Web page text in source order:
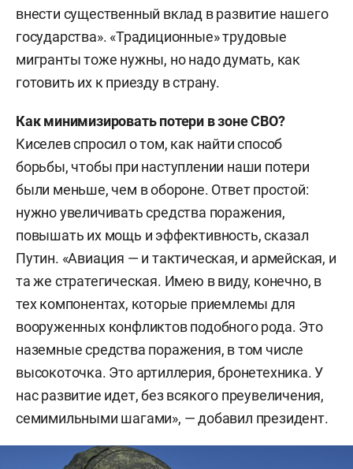
внести существенный вклад в развитие нашего
государства». «Традиционные» трудовые
мигранты тоже нужны, но надо думать, как
готовить их к приезду в страну.
Как минимизировать потери в зоне СВО?
Киселев спросил о том, как найти способ
борьбы, чтобы при наступлении наши потери
были меньше, чем в обороне. Ответ простой:
нужно увеличивать средства поражения,
повышать их мощь и эффективность, сказал
Путин. «Авиация — и тактическая, и армейская, и
та же стратегическая. Имею в виду, конечно, в
тех компонентах, которые приемлемы для
вооруженных конфликтов подобного рода. Это
наземные средства поражения, в том числе
высокоточка. Это артиллерия, бронетехника. У
нас развитие идет, без всякого преувеличения,
семимильными шагами», — добавил президент.